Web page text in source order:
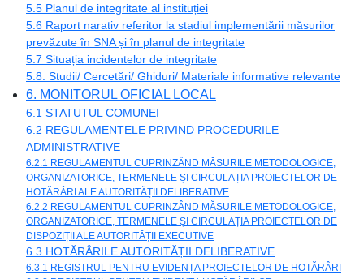
5.5 Planul de integritate al instituției
5.6 Raport narativ referitor la stadiul implementării măsurilor
prevăzute în SNA și în planul de integritate
5.7 Situația incidentelor de integritate
5.8. Studii/ Cercetări/ Ghiduri/ Materiale informative relevante
6. MONITORUL OFICIAL LOCAL
6.1 STATUTUL COMUNEI
6.2 REGULAMENTELE PRIVIND PROCEDURILE
ADMINISTRATIVE
6.2.1 REGULAMENTUL CUPRINZÂND MĂSURILE METODOLOGICE,
ORGANIZATORICE, TERMENELE ȘI CIRCULAȚIA PROIECTELOR DE
HOTĂRÂRI ALE AUTORITĂȚII DELIBERATIVE
6.2.2 REGULAMENTUL CUPRINZÂND MĂSURILE METODOLOGICE,
ORGANIZATORICE, TERMENELE ȘI CIRCULAȚIA PROIECTELOR DE
DISPOZIȚII ALE AUTORITĂȚII EXECUTIVE
6.3 HOTĂRÂRILE AUTORITĂȚII DELIBERATIVE
6.3.1 REGISTRUL PENTRU EVIDENȚA PROIECTELOR DE HOTĂRÂRI